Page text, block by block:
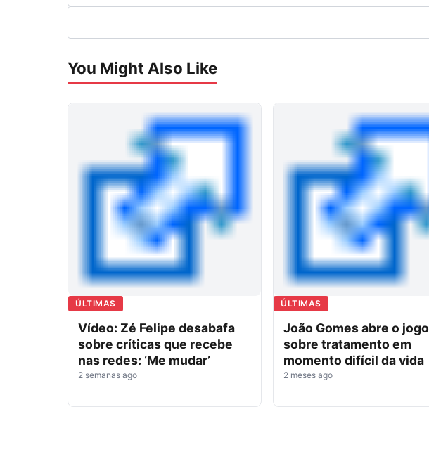
You Might Also Like
ÚLTIMAS
Vídeo: Zé Felipe desabafa
sobre críticas que recebe
nas redes: ‘Me mudar’
2 semanas ago
ÚLTIMAS
João Gomes abre o jogo
sobre tratamento em
momento difícil da vida
2 meses ago